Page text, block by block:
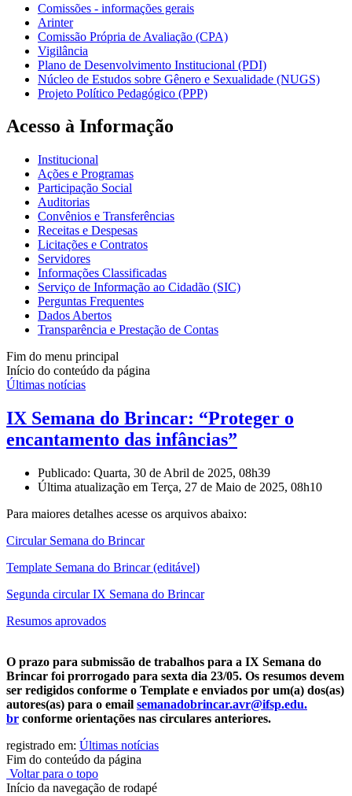
Comissões - informações gerais
Arinter
Comissão Própria de Avaliação (CPA)
Vigilância
Plano de Desenvolvimento Institucional (PDI)
Núcleo de Estudos sobre Gênero e Sexualidade (NUGS)
Projeto Político Pedagógico (PPP)
Acesso à Informação
Institucional
Ações e Programas
Participação Social
Auditorias
Convênios e Transferências
Receitas e Despesas
Licitações e Contratos
Servidores
Informações Classificadas
Serviço de Informação ao Cidadão (SIC)
Perguntas Frequentes
Dados Abertos
Transparência e Prestação de Contas
Fim do menu principal
Início do conteúdo da página
Últimas notícias
IX Semana do Brincar: “Proteger o
encantamento das infâncias”
Publicado: Quarta, 30 de Abril de 2025, 08h39
Última atualização em Terça, 27 de Maio de 2025, 08h10
Para maiores detalhes acesse os arquivos abaixo:
Circular Semana do Brincar
Template Semana do Brincar (editável)
Segunda circular IX Semana do Brincar
Resumos aprovados
O prazo para submissão de trabalhos para a IX Semana do
Brincar foi prorrogado para sexta dia 23/05. Os resumos devem
ser redigidos conforme o Template e enviados por um(a) dos(as)
autores(as) para o email semanadobrincar.avr@ifsp.edu.
br conforme orientações nas circulares anteriores.
registrado em: Últimas notícias
Fim do conteúdo da página
Voltar para o topo
Início da navegação de rodapé